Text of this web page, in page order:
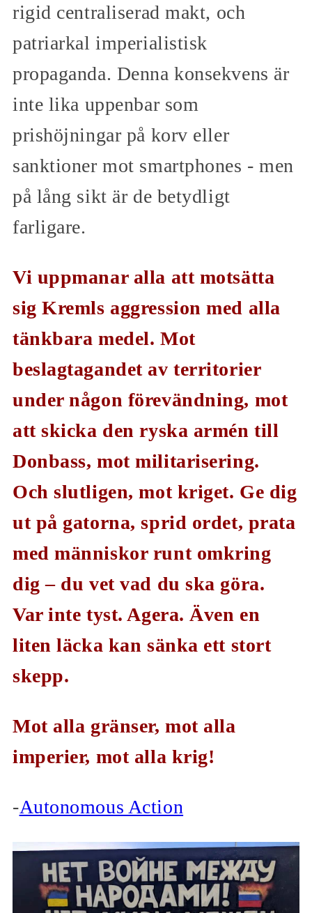
rigid centraliserad makt, och
patriarkal imperialistisk
propaganda. Denna konsekvens är
inte lika uppenbar som
prishöjningar på korv eller
sanktioner mot smartphones - men
på lång sikt är de betydligt
farligare.
Vi uppmanar alla att motsätta
sig Kremls aggression med alla
tänkbara medel. Mot
beslagtagandet av territorier
under någon förevändning, mot
att skicka den ryska armén till
Donbass, mot militarisering.
Och slutligen, mot kriget. Ge dig
ut på gatorna, sprid ordet, prata
med människor runt omkring
dig – du vet vad du ska göra.
Var inte tyst. Agera. Även en
liten läcka kan sänka ett stort
skepp.
Mot alla gränser, mot alla
imperier, mot alla krig!
-Autonomous Action